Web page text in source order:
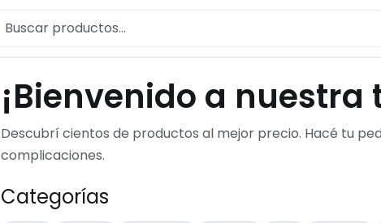
¡Bienvenido a
Descubrí cientos de productos al mejor precio. Hacé tu
complicaciones.
Categorías